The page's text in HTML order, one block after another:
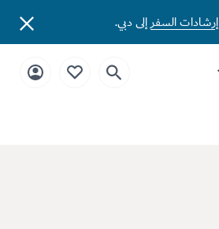
إرشادات السفرإلى دبي.